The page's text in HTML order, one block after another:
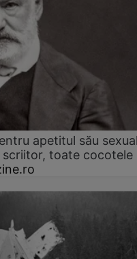
apetitul său
scriitor, toate cocotele